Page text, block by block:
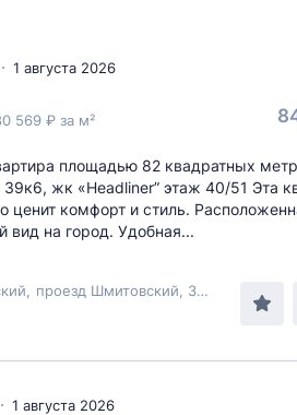
1 августа 2026
569 ₽ за м²
площадью 82 квадратных
жк «Headliner” этаж 40/51 Эта
ценит комфорт и стиль.
вид на город. Удобная...
проезд Шмитовский , 39к6
1 августа 2026